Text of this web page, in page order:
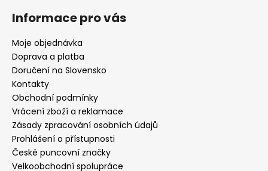
Informace pro vás
Moje objednávka
Doprava a platba
Doručení na Slovensko
Kontakty
Obchodní podmínky
Vrácení zboží a reklamace
Zásady zpracování osobních údajů
Prohlášení o přístupnosti
České puncovní značky
Velkoobchodní spolupráce